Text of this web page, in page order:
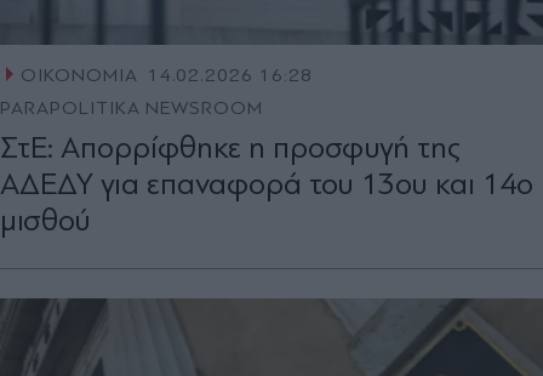
ΟΙΚΟΝΟΜΙΑ 14.02.2026 16:28
PARAPOLITIKA NEWSROOM
ΣτΕ: Απορρίφθηκε η προσφυγή της
ΑΔΕΔΥ για επαναφορά του 13ου και 14ο
μισθού